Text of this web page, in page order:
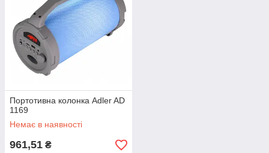
Портотивна колонка Adler AD
1169
Немає в наявності
961,51 ₴